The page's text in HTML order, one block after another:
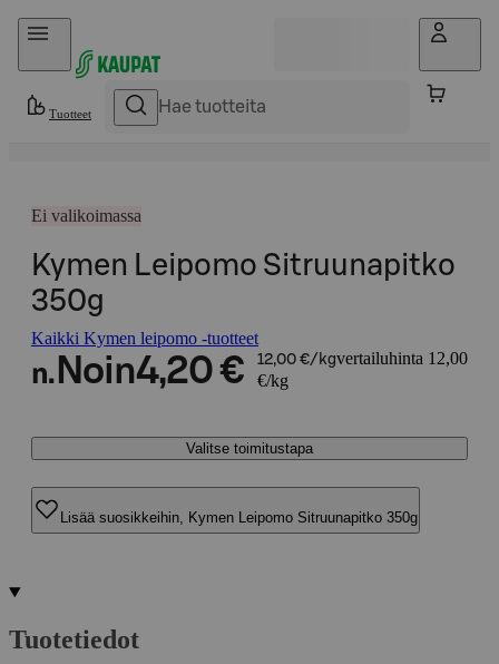
Hyppää sisältöön
Tuotteet
Ei valikoimassa
Kymen Leipomo Sitruunapitko
350g
Kaikki Kymen leipomo -tuotteet
n. Noin4,20 € 12,00 €/kgvertailuhinta 12,00
€/kg
Valitse toimitustapa
Lisää suosikkeihin, Kymen Leipomo Sitruunapitko 350g
Tuotetiedot